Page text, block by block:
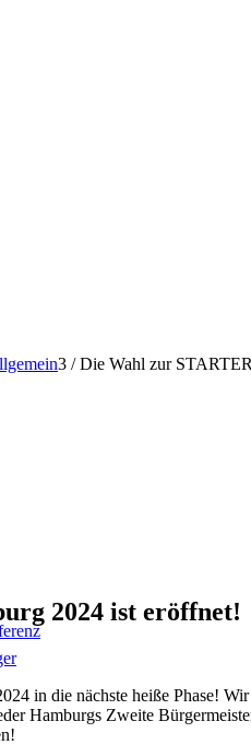
3 / Die Wahl zur
2024 ist eröffnet!
in die nächste heiße Phase!
Hamburgs Zweite